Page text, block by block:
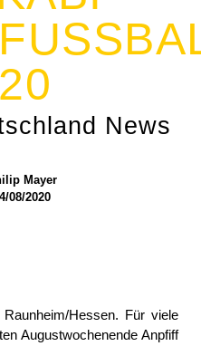
News
Mayer
08/2020
Hessen. Für viele
Augustwochenende Anpfiff